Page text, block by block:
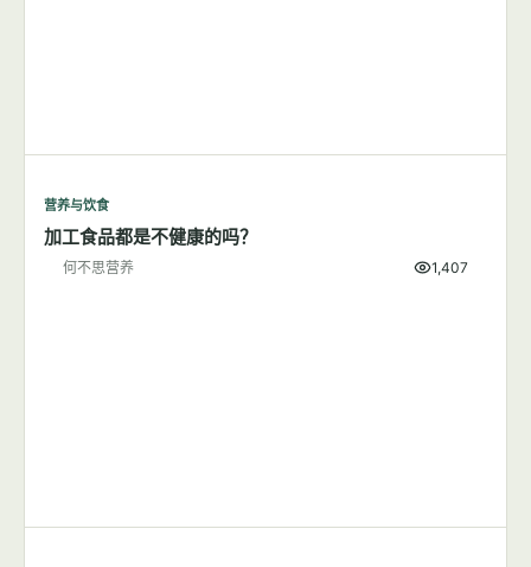
营养与饮食
加工食品都是不健康的吗？
何不思营养 1,407